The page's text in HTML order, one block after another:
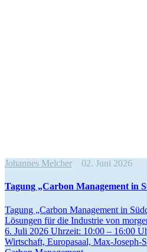
Johannes Melcher 02. Juni 2026
Tagung „Carbon Management in
Tagung „Carbon Management in
Lösungen für die Industrie von
6. Juli 2026 Uhrzeit: 10:00 – 16:00
Wirtschaft, Europasaal, Max-Joseph-